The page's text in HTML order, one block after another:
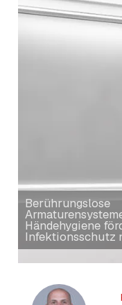
Berührungslose
Händehygiene
Infektionsschutz